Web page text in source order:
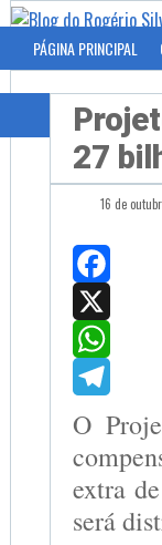
PÁGINA PRINCIPAL
27
16 de
Facebook
X
WhatsApp
Telegram
O
extra
será